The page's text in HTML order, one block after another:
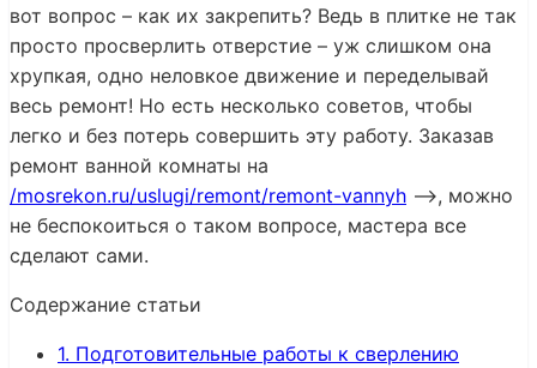
вот вопрос – как их закрепить? Ведь в плитке не так
просто просверлить отверстие – уж слишком она
хрупкая, одно неловкое движение и переделывай
весь ремонт! Но есть несколько советов, чтобы
легко и без потерь совершить эту работу. Заказав
ремонт ванной комнаты на
/mosrekon.ru/uslugi/remont/remont-vannyh —>, можно
не беспокоиться о таком вопросе, мастера все
сделают сами.
Содержание статьи
1. Подготовительные работы к сверлению